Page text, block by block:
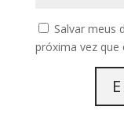
Salvar meus
próxima vez que